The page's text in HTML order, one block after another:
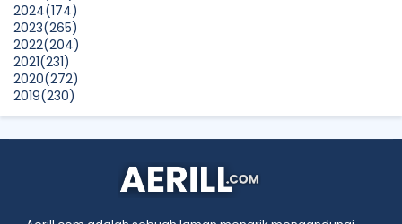
Seekers
Show All
2024(174)
2023(265)
2022(204)
2021(231)
2020(272)
2019(230)
2018(496)